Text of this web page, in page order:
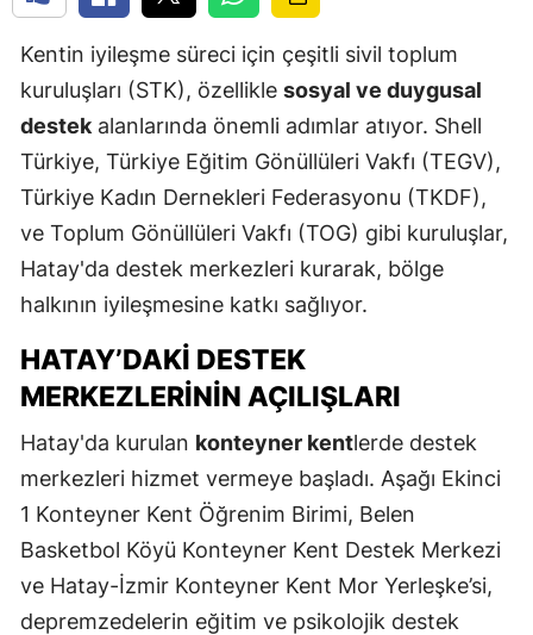
Kentin iyileşme süreci için çeşitli sivil toplum
kuruluşları (STK), özellikle sosyal ve duygusal
destek alanlarında önemli adımlar atıyor. Shell
Türkiye, Türkiye Eğitim Gönüllüleri Vakfı (TEGV),
Türkiye Kadın Dernekleri Federasyonu (TKDF),
ve Toplum Gönüllüleri Vakfı (TOG) gibi kuruluşlar,
Hatay'da destek merkezleri kurarak, bölge
halkının iyileşmesine katkı sağlıyor.
HATAY’DAKI DESTEK
MERKEZLERININ AÇILIŞLARI
Hatay'da kurulan konteyner kentlerde destek
merkezleri hizmet vermeye başladı. Aşağı Ekinci
1 Konteyner Kent Öğrenim Birimi, Belen
Basketbol Köyü Konteyner Kent Destek Merkezi
ve Hatay-İzmir Konteyner Kent Mor Yerleşke’si,
depremzedelerin eğitim ve psikolojik destek